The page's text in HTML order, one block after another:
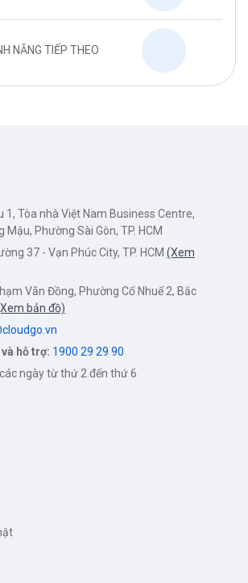
NĂNG TIẾP THEO
1, Tòa nhà Việt Nam Business Centre,
Mậu, Phường Sài Gòn, TP. HCM
37 - Vạn Phúc City, TP. HCM (Xem
Văn Đồng, Phường Cổ Nhuế 2, Bắc
bản đồ)
hỗ trợ: 1900 29 29 90
ngày từ thứ 2 đến thứ 6